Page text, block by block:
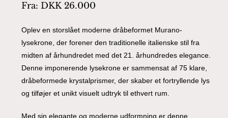
Fra: DKK26.000
Oplev en storslået moderne dråbeformet Murano-
lysekrone, der forener den traditionelle italienske stil fra
midten af århundredet med det 21. århundredes elegance.
Denne imponerende lysekrone er sammensat af 75 klare,
dråbeformede krystalprismer, der skaber et fortryllende lys
og tilføjer et unikt visuelt udtryk til ethvert rum.
Med sin elegante og moderne udformning er denne